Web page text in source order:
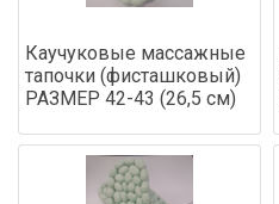
Каучуковые массажные
тапочки (фисташковый)
РАЗМЕР 42-43 (26,5 см)